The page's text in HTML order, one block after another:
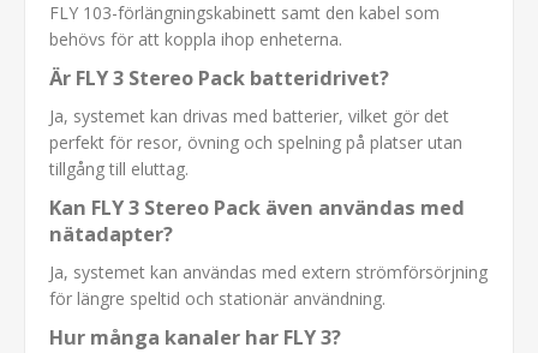
FLY 103-förlängningskabinett samt den kabel som
behövs för att koppla ihop enheterna.
Är FLY 3 Stereo Pack batteridrivet?
Ja, systemet kan drivas med batterier, vilket gör det
perfekt för resor, övning och spelning på platser utan
tillgång till eluttag.
Kan FLY 3 Stereo Pack även användas med
nätadapter?
Ja, systemet kan användas med extern strömförsörjning
för längre speltid och stationär användning.
Hur många kanaler har FLY 3?